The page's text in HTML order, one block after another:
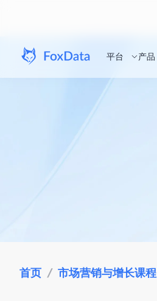
平台 产品
首页 / 市场营销与增长课程